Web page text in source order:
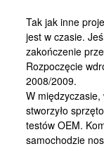
Tak jak inne
jest w czasie.
zakończenie
Rozpoczęcie
2008/2009.
W
stworzyło
testów OEM.
samochodzie